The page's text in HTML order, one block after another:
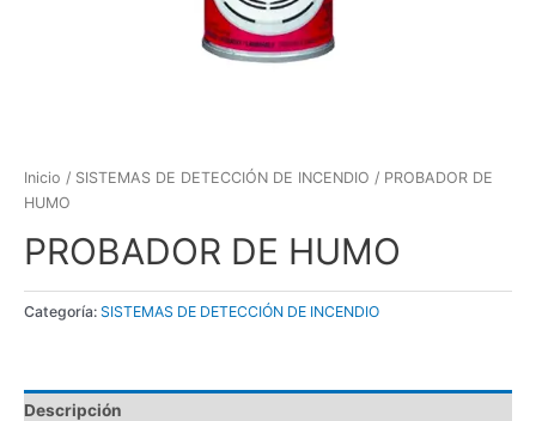
Inicio / SISTEMAS DE DETECCIÓN DE INCENDIO / PROBADOR DE
HUMO
PROBADOR DE HUMO
Categoría: SISTEMAS DE DETECCIÓN DE INCENDIO
Descripción